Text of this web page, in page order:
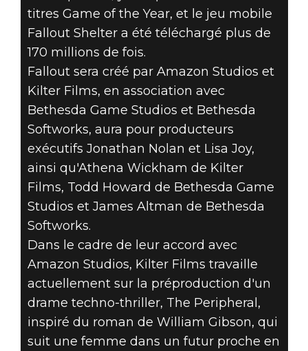
titres Game of the Year, et le jeu mobile
Fallout Shelter a été téléchargé plus de
170 millions de fois.
Fallout sera créé par Amazon Studios et
Kilter Films, en association avec
Bethesda Game Studios et Bethesda
Softworks, aura pour producteurs
exécutifs Jonathan Nolan et Lisa Joy,
ainsi qu'Athena Wickham de Kilter
Films, Todd Howard de Bethesda Game
Studios et James Altman de Bethesda
Softworks.
Dans le cadre de leur accord avec
Amazon Studios, Kilter Films travaille
actuellement sur la préproduction d'un
drame techno-thriller, The Peripheral,
inspiré du roman de William Gibson, qui
suit une femme dans un futur proche en